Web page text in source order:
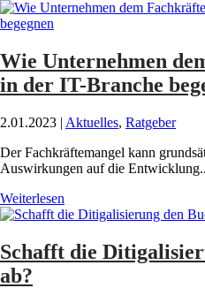
Wie Unternehmen
in der IT-Branche
2.01.2023 | Aktuelles, Ratgeber
Der Fachkräftemangel kann
Auswirkungen auf die
Weiterlesen
Schafft die
ab?